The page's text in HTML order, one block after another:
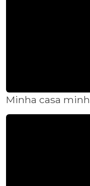
Minha casa